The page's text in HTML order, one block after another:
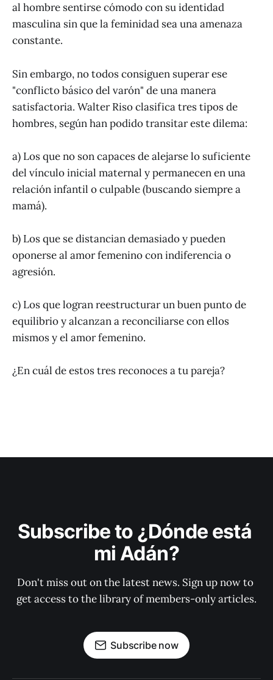
al hombre sentirse cómodo con su identidad
masculina sin que la feminidad sea una amenaza
constante.
Sin embargo, no todos consiguen superar ese
"conflicto básico del varón" de una manera
satisfactoria. Walter Riso clasifica tres tipos de
hombres, según han podido transitar este dilema:
a) Los que no son capaces de alejarse lo suficiente
del vínculo inicial maternal y permanecen en una
relación infantil o culpable (buscando siempre a
mamá).
b) Los que se distancian demasiado y pueden
oponerse al amor femenino con indiferencia o
agresión.
c) Los que logran reestructurar un buen punto de
equilibrio y alcanzan a reconciliarse con ellos
mismos y el amor femenino.
¿En cuál de estos tres reconoces a tu pareja?
Subscribe to ¿Dónde está
mi Adán?
Don't miss out on the latest news. Sign up now to
get access to the library of members-only articles.
Subscribe now